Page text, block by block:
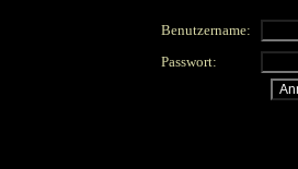
Benutzername:
Passwort: